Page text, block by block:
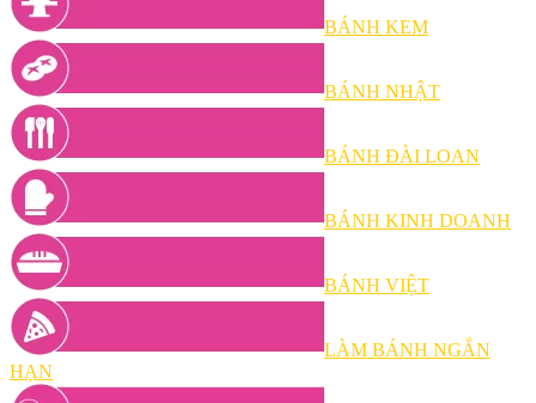
BÁNH KEM
BÁNH NHẬT
BÁNH ĐÀI LOAN
BÁNH KINH DOANH
BÁNH VIỆT
LÀM BÁNH NGẮN
HẠN